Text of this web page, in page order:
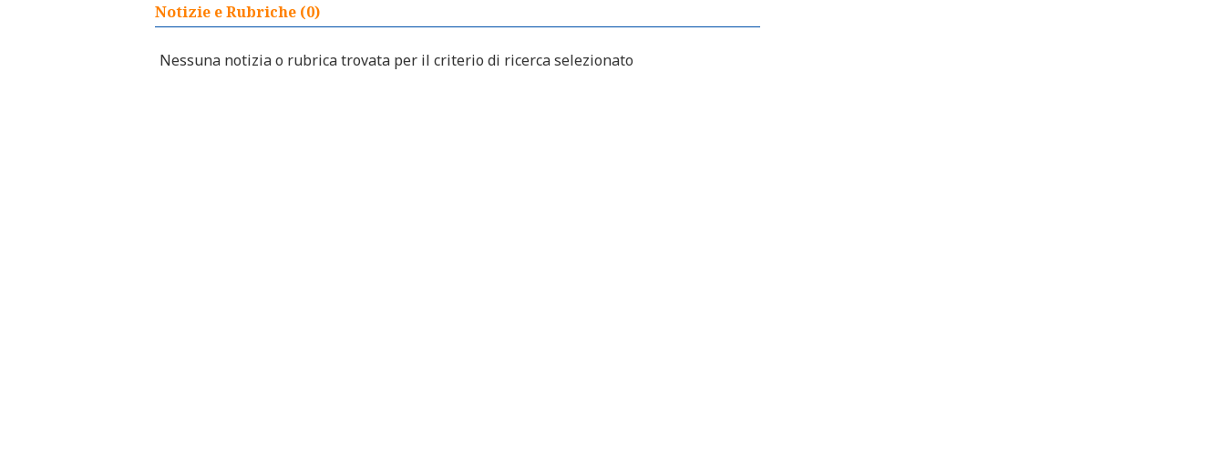
Notizie e Rubriche (0)
Nessuna notizia o rubrica trovata per il criterio di ricerca selezionato